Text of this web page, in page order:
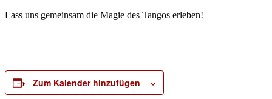
Lass uns gemeinsam die Magie des Tangos erleben!
Zum Kalender hinzufügen